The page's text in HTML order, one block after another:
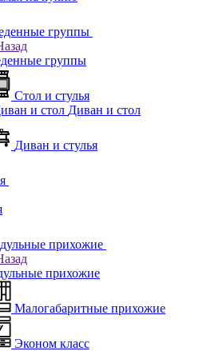
группы
группы
Стол и стулья
Диван и стол
Диван и стулья
прихожие
прихожие
Малогабаритные прихожие
Эконом класс